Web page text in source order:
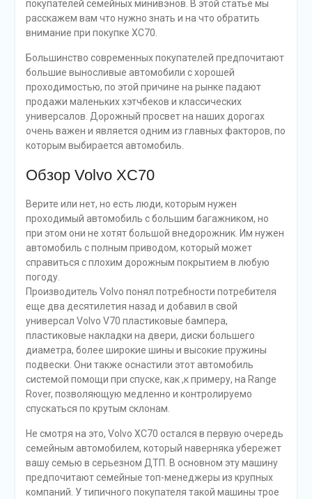
покупателей семейных минивэнов. В этой статье мы
расскажем вам что нужно знать и на что обратить
внимание при покупке XC70.
Большинство современных покупателей предпочитают
большие выносливые автомобили с хорошей
проходимостью, по этой причине на рынке падают
продажи маленьких хэтчбеков и классических
универсалов. Дорожный просвет на наших дорогах
очень важен и является одним из главных факторов, по
которым выбирается автомобиль.
Обзор Volvo XC70
Верите или нет, но есть люди, которым нужен
проходимый автомобиль с большим багажником, но
при этом они не хотят большой внедорожник. Им нужен
автомобиль с полным приводом, который может
справиться с плохим дорожным покрытием в любую
погоду.
Производитель Volvo понял потребности потребителя
еще два десятилетия назад и добавил в свой
универсал Volvo V70 пластиковые бампера,
пластиковые накладки на двери, диски большего
диаметра, более широкие шины и высокие пружины
подвески. Они также оснастили этот автомобиль
системой помощи при спуске, как ,к примеру, на Range
Rover, позволяющую медленно и контролируемо
спускаться по крутым склонам.
Не смотря на это, Volvo XC70 остался в первую очередь
семейным автомобилем, который наверняка убережет
вашу семью в серьезном ДТП. В основном эту машину
предпочитают семейные топ-менеджеры из крупных
компаний. У типичного покупателя такой машины трое